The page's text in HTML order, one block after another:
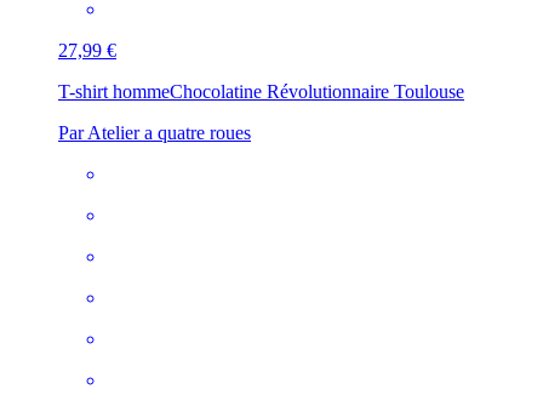
27,99 €
T-shirt hommeChocolatine Révolutionnaire Toulouse
Par Atelier a quatre roues